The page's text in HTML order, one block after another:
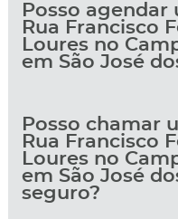
Posso agendar
Rua Francisco
Loures no
em São José
Posso chamar
Rua Francisco
Loures no
em São José
seguro?